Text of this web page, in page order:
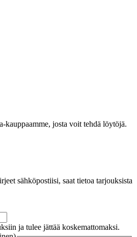
kauppaamme, josta voit tehdä löytöjä.
sähköpostiisi, saat tietoa tarjouksista
ja tulee jättää koskemattomaksi.